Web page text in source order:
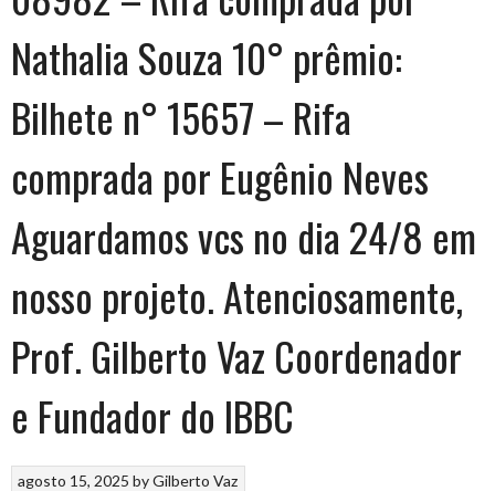
Nathalia Souza 10° prêmio:
Bilhete n° 15657 – Rifa
comprada por Eugênio Neves
Aguardamos vcs no dia 24/8 em
nosso projeto. Atenciosamente,
Prof. Gilberto Vaz Coordenador
e Fundador do IBBC
agosto 15, 2025 byGilberto Vaz